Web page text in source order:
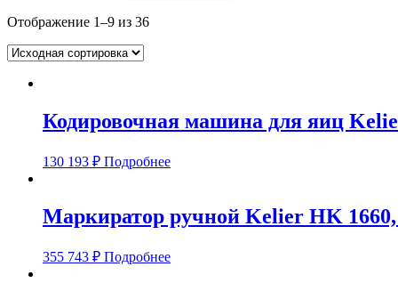
Отображение 1–9 из 36
Кодировочная машина для яиц
130 193 ₽ Подробнее
Маркиратор ручной Kelier HK 1660,
355 743 ₽ Подробнее